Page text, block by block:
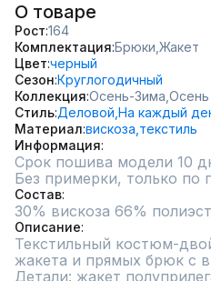
О товаре
Рост 164
Комплектация Брюки, Жакет
Цвет черный
Сезон Круглогодичный
Коллекция Осень-Зима, Осень
Стиль Деловой, На каждый
Материал вискоза, текстиль
Информация
Срок пошива модели 10
Без примерки, только по
Состав
30% вискоза 66%
Описание
Текстильный костюм-
жакета и прямых брюк с
Детали: жакет